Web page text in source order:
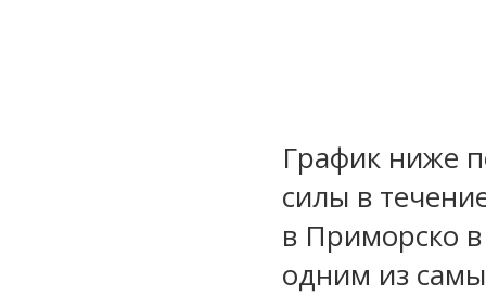
График ниже
силы в
в Приморско
одним из